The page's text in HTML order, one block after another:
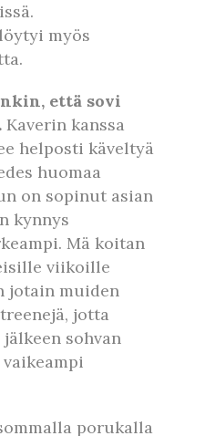
myös
että sovi
Kaverin kanssa
helposti käveltyä
huomaa
on sopinut asian
kynnys
Mä koitan
viikoille
jotain muiden
jotta
sohvan
porukalla